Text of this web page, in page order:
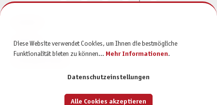
SERVICE
Diese Website verwendet Cookies, um Ihnen die bestmögliche
Funktionalität bieten zu können... Mehr Informationen.
Datenschutzeinstellungen
Alle Cookies akzeptieren